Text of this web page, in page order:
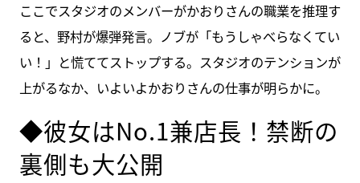
ここでスタジオのメンバーがかおりさんの職業を推理す
ると、野村が爆弾発言。ノブが「もうしゃべらなくてい
い！」と慌ててストップする。スタジオのテンションが
上がるなか、いよいよかおりさんの仕事が明らかに。
◆彼女はNo.1兼店長！禁断の
裏側も大公開